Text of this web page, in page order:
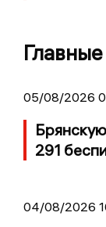
05/08/2026
291
04/08/2026